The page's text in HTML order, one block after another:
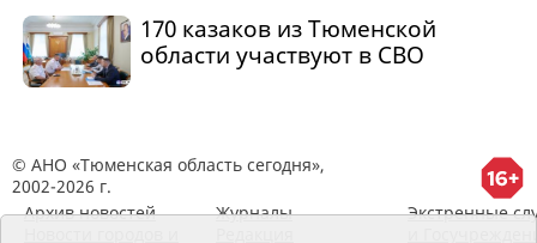
170 казаков из Тюменской
области участвуют в СВО
© АНО «Тюменская область сегодня»,
2002-2026 г.
Архив новостей
Журналы
Экстренные